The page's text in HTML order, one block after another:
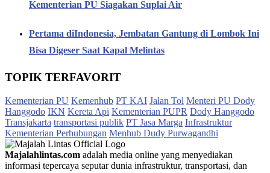
Kementerian PU Siagakan Suplai Air
Pertama diIndonesia, Jembatan Gantung di Lombok Ini
Bisa Digeser Saat Kapal Melintas
TOPIK TERFAVORIT
Kementerian PU Kemenhub PT KAI Jalan Tol Menteri PU Dody
Hanggodo IKN Kereta Api Kementerian PUPR Dody Hanggodo
Transjakarta transportasi publik PT Jasa Marga Infrastruktur
Kementerian Perhubungan Menhub Dudy Purwagandhi
Majalahlintas.com adalah media online yang menyediakan
informasi tepercaya seputar dunia infrastruktur, transportasi, dan